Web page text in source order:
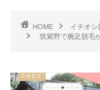
HOME イチオシ
筑紫野で腕足脱毛